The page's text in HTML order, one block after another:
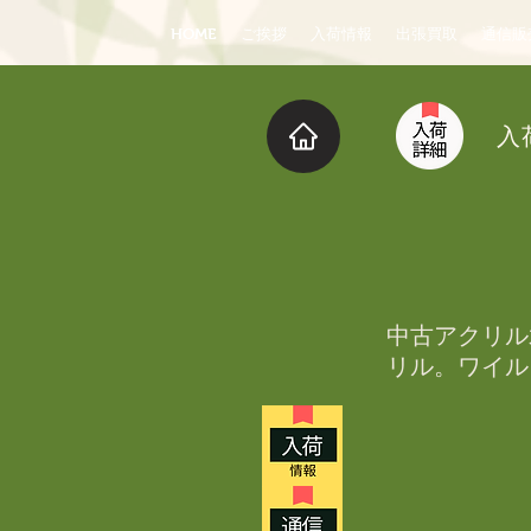
HOME ご挨拶 入荷情報 出張買取 通信
入
中古アクリ
リル。ワイ